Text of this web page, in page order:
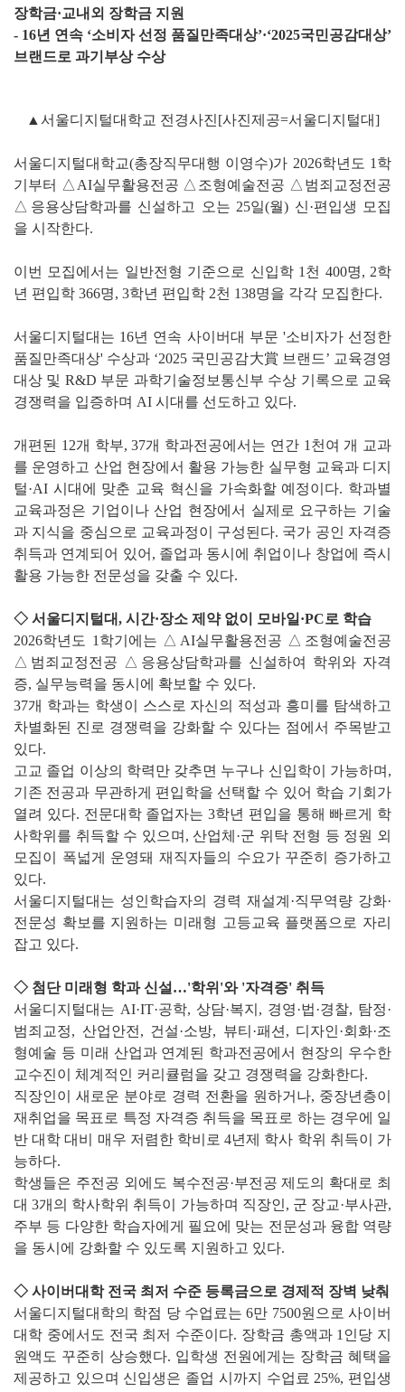
장학금·교내외 장학금 지원
- 16년 연속 ‘소비자 선정 품질만족대상’·‘2025국민공감대상’
브랜드로 과기부상 수상
▲서울디지털대학교 전경사진[사진제공=서울디지털대]
서울디지털대학교(총장직무대행 이영수)가 2026학년도 1학
기부터 △AI실무활용전공 △조형예술전공 △범죄교정전공
△응용상담학과를 신설하고 오는 25일(월) 신·편입생 모집
을 시작한다.
이번 모집에서는 일반전형 기준으로 신입학 1천 400명, 2학
년 편입학 366명, 3학년 편입학 2천 138명을 각각 모집한다.
서울디지털대는 16년 연속 사이버대 부문 '소비자가 선정한
품질만족대상' 수상과 ‘2025 국민공감大賞 브랜드’ 교육경영
대상 및 R&D 부문 과학기술정보통신부 수상 기록으로 교육
경쟁력을 입증하며 AI 시대를 선도하고 있다.
개편된 12개 학부, 37개 학과전공에서는 연간 1천여 개 교과
를 운영하고 산업 현장에서 활용 가능한 실무형 교육과 디지
털·AI 시대에 맞춘 교육 혁신을 가속화할 예정이다. 학과별
교육과정은 기업이나 산업 현장에서 실제로 요구하는 기술
과 지식을 중심으로 교육과정이 구성된다. 국가 공인 자격증
취득과 연계되어 있어, 졸업과 동시에 취업이나 창업에 즉시
활용 가능한 전문성을 갖출 수 있다.
◇ 서울디지털대, 시간·장소 제약 없이 모바일·PC로 학습
2026학년도 1학기에는 △AI실무활용전공 △조형예술전공
△범죄교정전공 △응용상담학과를 신설하여 학위와 자격
증, 실무능력을 동시에 확보할 수 있다.
37개 학과는 학생이 스스로 자신의 적성과 흥미를 탐색하고
차별화된 진로 경쟁력을 강화할 수 있다는 점에서 주목받고
있다.
고교 졸업 이상의 학력만 갖추면 누구나 신입학이 가능하며,
기존 전공과 무관하게 편입학을 선택할 수 있어 학습 기회가
열려 있다. 전문대학 졸업자는 3학년 편입을 통해 빠르게 학
사학위를 취득할 수 있으며, 산업체·군 위탁 전형 등 정원 외
모집이 폭넓게 운영돼 재직자들의 수요가 꾸준히 증가하고
있다.
서울디지털대는 성인학습자의 경력 재설계·직무역량 강화·
전문성 확보를 지원하는 미래형 고등교육 플랫폼으로 자리
잡고 있다.
◇ 첨단 미래형 학과 신설…'학위'와 '자격증' 취득
서울디지털대는 AI·IT·공학, 상담·복지, 경영·법·경찰, 탐정·
범죄교정, 산업안전, 건설·소방, 뷰티·패션, 디자인·회화·조
형예술 등 미래 산업과 연계된 학과전공에서 현장의 우수한
교수진이 체계적인 커리큘럼을 갖고 경쟁력을 강화한다.
직장인이 새로운 분야로 경력 전환을 원하거나, 중장년층이
재취업을 목표로 특정 자격증 취득을 목표로 하는 경우에 일
반 대학 대비 매우 저렴한 학비로 4년제 학사 학위 취득이 가
능하다.
학생들은 주전공 외에도 복수전공·부전공 제도의 확대로 최
대 3개의 학사학위 취득이 가능하며 직장인, 군 장교·부사관,
주부 등 다양한 학습자에게 필요에 맞는 전문성과 융합 역량
을 동시에 강화할 수 있도록 지원하고 있다.
◇ 사이버대학 전국 최저 수준 등록금으로 경제적 장벽 낮춰
서울디지털대학의 학점 당 수업료는 6만 7500원으로 사이버
대학 중에서도 전국 최저 수준이다. 장학금 총액과 1인당 지
원액도 꾸준히 상승했다. 입학생 전원에게는 장학금 혜택을
제공하고 있으며 신입생은 졸업 시까지 수업료 25%, 편입생